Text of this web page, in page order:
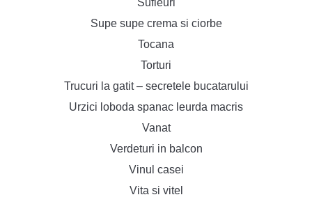
Supe supe crema si ciorbe
Tocana
Torturi
Trucuri la gatit – secretele bucatarului
Urzici loboda spanac leurda macris
Vanat
Verdeturi in balcon
Vinul casei
Vita si vitel